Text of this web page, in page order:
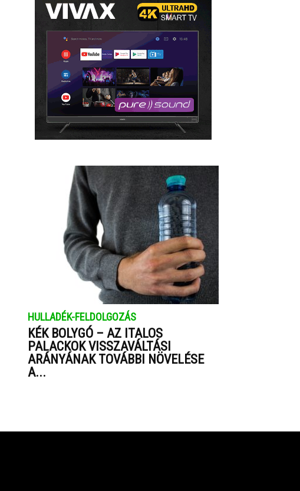
HULLADÉK-FELDOLGOZÁS
KÉK BOLYGÓ – AZ ITALOS
PALACKOK VISSZAVÁLTÁSI
ARÁNYÁNAK TOVÁBBI NÖVELÉSE
A...